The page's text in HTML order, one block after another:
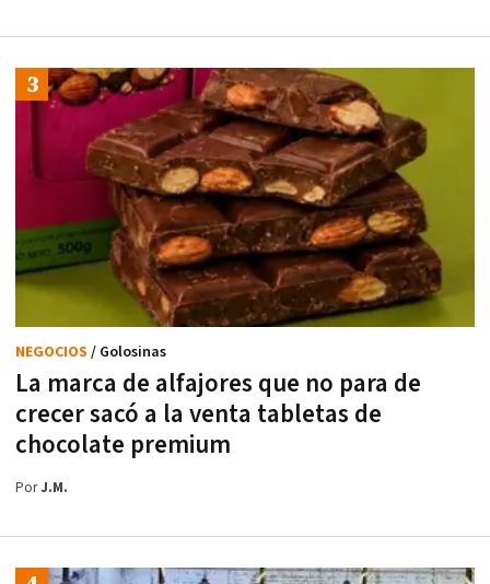
La marca de alfajores que no para de
crecer sacó a la venta tabletas de
chocolate premium
NEGOCIOS / Golosinas
PorJ.M.